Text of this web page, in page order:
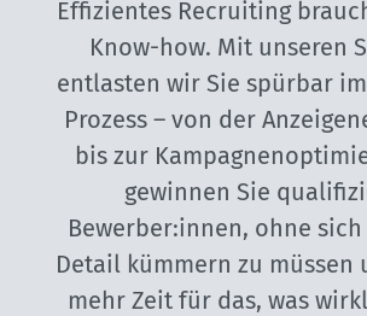
Effizientes Recruiting
Know-how. Mit unseren
entlasten wir Sie spürbar
Prozess – von der
bis zur
gewinnen Sie
Bewerber:innen, ohne
Detail kümmern zu müssen
mehr Zeit für das, was